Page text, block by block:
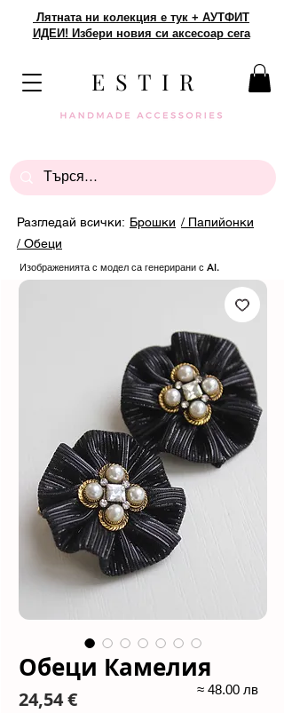
Лятната ни колекция е тук + АУТФИТ
ИДЕИ! Избери новия си аксесоар сега
E S T I R
Разгледай всички: Брошки / Папийонки
/ Обеци
Изображенията с модел са генерирани с AI.
Обеци Камелия
24,54 €Цена ≈ 48.00 лв